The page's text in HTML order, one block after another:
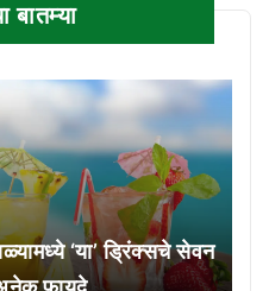
बातम्या
‘या’ ड्रिंक्सचे सेवन